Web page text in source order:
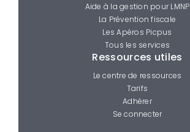
Aide à la gestion pour LMNP
La Prévention fiscale
Les Apéros Picpus
Tous les services
Ressources utiles
Le centre de ressources
Tarifs
Adhérer
Se connecter